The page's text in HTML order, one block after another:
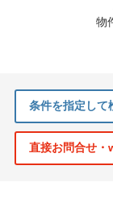
物
条件を指定して
直接お問合せ・